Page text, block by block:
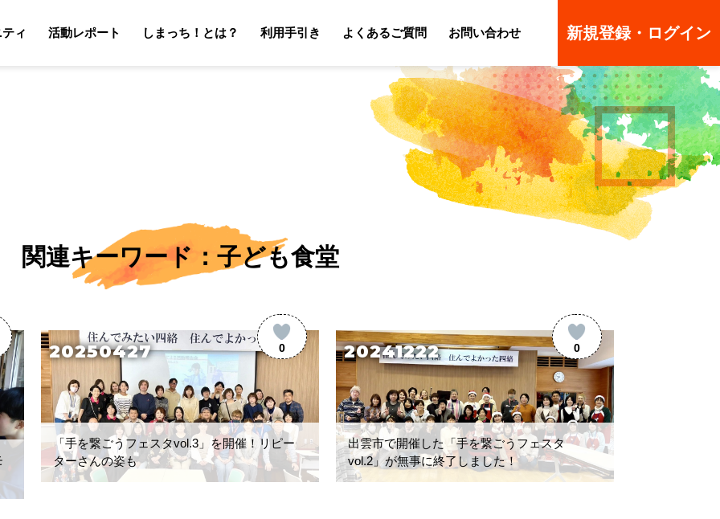
ィ 活動レポート しまっち！とは？
利用手引き
よくあるご質問
お問い合わせ 新規登録・ログイン
関連キーワード：子ども食堂
0
20250427
「手を繋ごうフェスタvol.3」を開催！リピー
ターさんの姿も
0
20241222
出雲市で開催した「手を繋ごうフェスタ
vol.2」が無事に終了しました！